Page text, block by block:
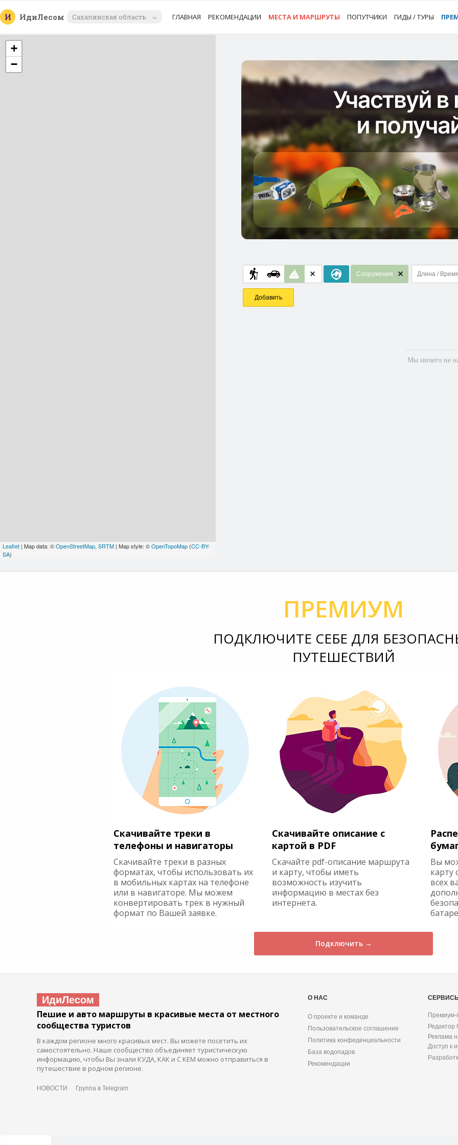
И ИдиЛесом Сахалинская область ГЛАВНАЯ РЕКОМЕНДАЦИИ МЕСТА И МАРШРУТЫ ПОПУТЧИКИ ГИДЫ / ТУРЫ
+
−
Leaflet | Map data: ©OpenStreetMap, SRTM | Map style: ©OpenTopoMap (CC-BY-
SA)
Сооружения Длина /
Добавить
Мы ничего не
ПРЕМИУМ
ПОДКЛЮЧИТЕ СЕБЕ ДЛЯ
ПУТЕШЕСТВИЙ
Скачивайте треки в
телефоны и навигаторы
Скачивайте треки в разных
форматах, чтобы использовать их
в мобильных картах на телефоне
или в навигаторе. Мы можем
конвертировать трек в нужный
формат по Вашей заявке.
Скачивайте описание с
картой в PDF
Скачайте pdf-описание маршрута
и карту, чтобы иметь
возможность изучить
информацию в местах без
интернета.
Вы
карту
всех
Подключить →
ИдиЛесом
Пешие и авто маршруты в красивые места от местного
сообщества туристов
В каждом регионе много красивых мест. Вы можете посетить их
самостоятельно. Наше сообщество объединяет туристическую
информацию, чтобы Вы знали КУДА, КАК и С КЕМ можно отправиться в
путешествие в родном регионе.
НОВОСТИ Группа в Telegram
О НАС
О проекте и команде
Пользовательское соглашение
Политика конфиденциальности
База водопадов
Рекомендации
Премиум-
Редактор
Реклама
Доступ к